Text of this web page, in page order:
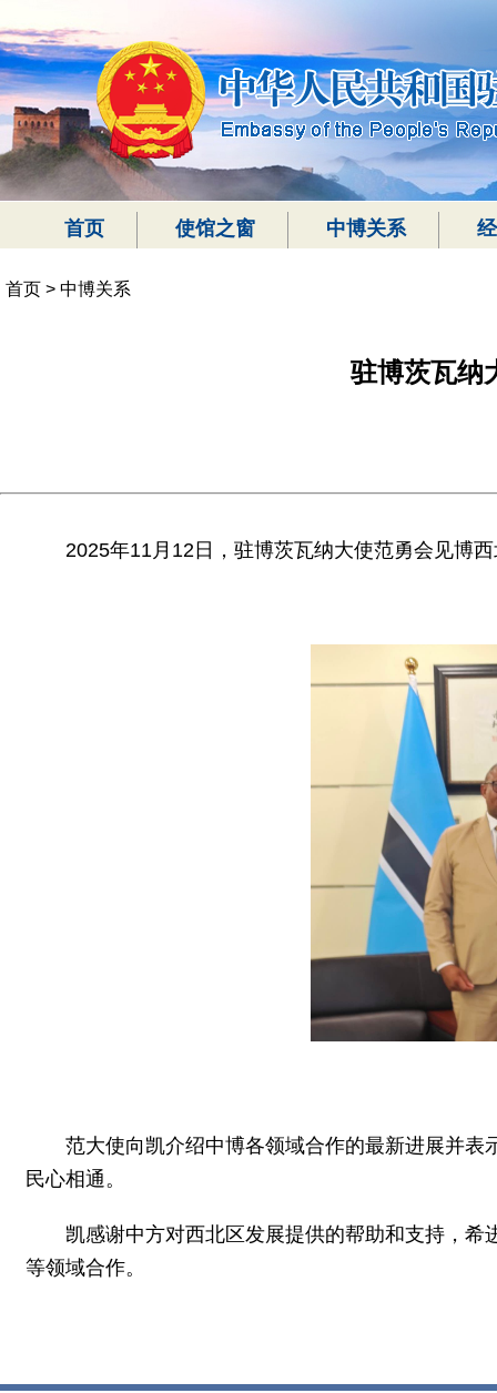
首页 使馆之窗 中博关系
首页 > 中博关系
驻博茨瓦纳
2025年11月12日，驻博茨瓦纳大使范勇会见博
范大使向凯介绍中博各领域合作的最新进展并
民心相通。
凯感谢中方对西北区发展提供的帮助和支持，
等领域合作。